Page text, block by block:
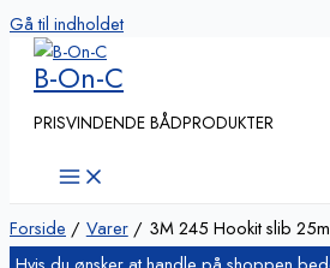
Gå til indholdet
B-On-C
PRISVINDENDE BÅDPRODUKTER
Forside Varer 3M 245 Hookit slib 25m